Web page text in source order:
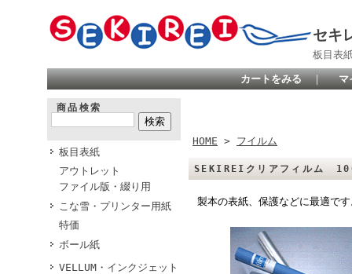
セキ
板目表
カートをみる ｜ マ
商品検索
板目表紙
アウトレット
ファイル版・綴り用
こな雪・プリンター用紙
特価
ボール紙
VELLUM・インクジェット
HOME > フイルム
SEKIREIクリアフィルム
製本の表紙、保護などに最適で